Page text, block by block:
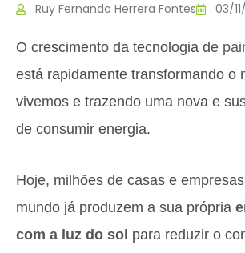
Ruy Fernando Herrera Fontes 03/
O crescimento da tecnologia de
está rapidamente transformando o
vivemos e trazendo uma nova e
de consumir energia.
Hoje, milhões de casas e
mundo já produzem a sua própria
com a luz do sol para reduzir o